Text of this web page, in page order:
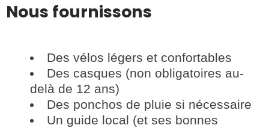
Nous fournissons
Des vélos légers et confortables
Des casques (non obligatoires au-
delà de 12 ans)
Des ponchos de pluie si nécessaire
Un guide local (et ses bonnes